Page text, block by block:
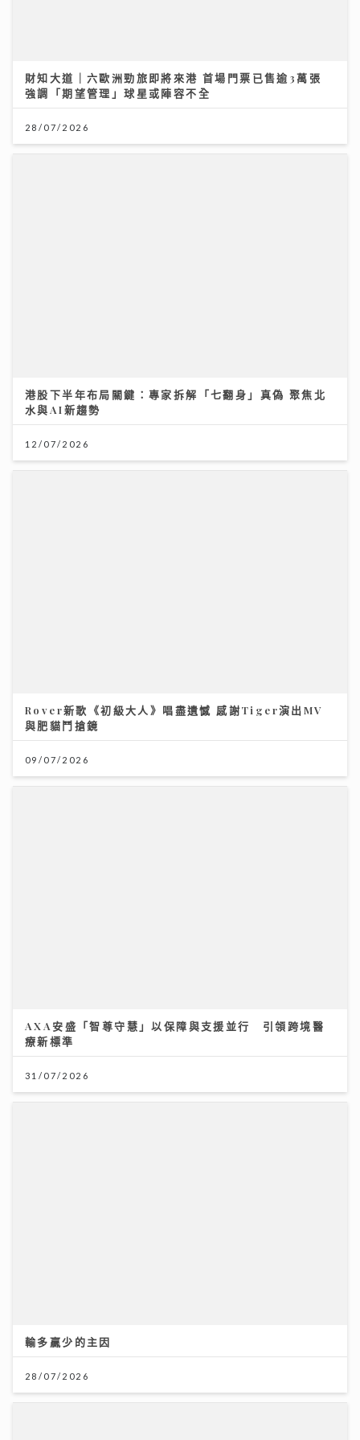
財知大道｜六歐洲勁旅即將來港 首場門票已售逾3萬張
強調「期望管理」球星或陣容不全
28/07/2026
港股下半年布局關鍵：專家拆解「七翻身」真偽 聚焦北
水與AI新趨勢
12/07/2026
Rover新歌《初級大人》唱盡遺憾 感謝Tiger演出MV
與肥貓鬥搶鏡
09/07/2026
AXA安盛「智尊守慧」以保障與支援並行 引領跨境醫
療新標準
31/07/2026
輸多贏少的主因
28/07/2026
將軍澳播道書院-小學部
31/07/2026
JC陳詠桐 x Zaina施匡翹首度合體Mini Concert 主題
「桐翹社」 校服look敬請期待
02/08/2026
「鋒」繼續吹 | 美容廣告仲玩「P圖」？ 著名ＭＶ導
演：而家觀眾最想睇真實感
16/07/2026
RF & DG：兩種絕配射頻療程如何緊緻肌膚？｜鑽石美
肌密碼
06/07/2026
謝賢離世｜霆鋒發文：大家想起我父親 不用哭 他會覺得
不夠瀟灑
20/07/2026